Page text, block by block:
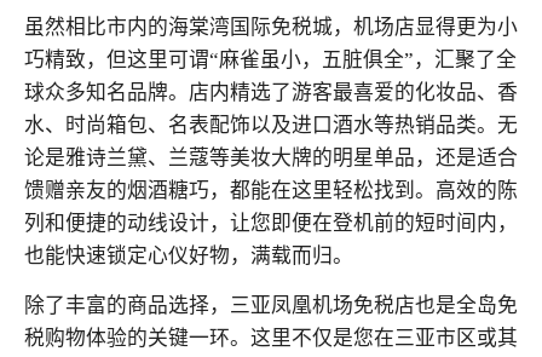
虽然相比市内的海棠湾国际免税城，机场店显得更为小
巧精致，但这里可谓“麻雀虽小，五脏俱全”，汇聚了全
球众多知名品牌。店内精选了游客最喜爱的化妆品、香
水、时尚箱包、名表配饰以及进口酒水等热销品类。无
论是雅诗兰黛、兰蔻等美妆大牌的明星单品，还是适合
馈赠亲友的烟酒糖巧，都能在这里轻松找到。高效的陈
列和便捷的动线设计，让您即便在登机前的短时间内，
也能快速锁定心仪好物，满载而归。
除了丰富的商品选择，三亚凤凰机场免税店也是全岛免
税购物体验的关键一环。这里不仅是您在三亚市区或其